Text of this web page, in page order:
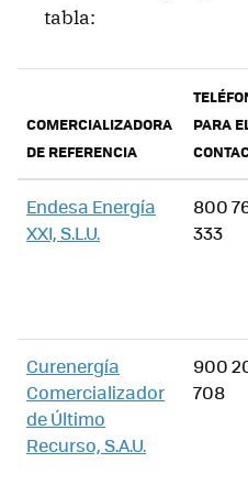
tabla:
COMERCIALIZADORA
DE REFERENCIA
PARA
Endesa Energía
XXI, S.L.U.
800
333
Curenergía
Comercializador
de Último
Recurso, S.A.U.
900
708